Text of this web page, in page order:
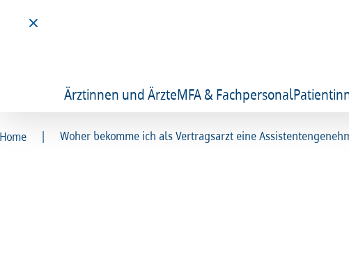
Ärztinnen und ÄrzteMFA & Fachpersonal
Home | Woher bekomme ich als Vertragsarzt eine